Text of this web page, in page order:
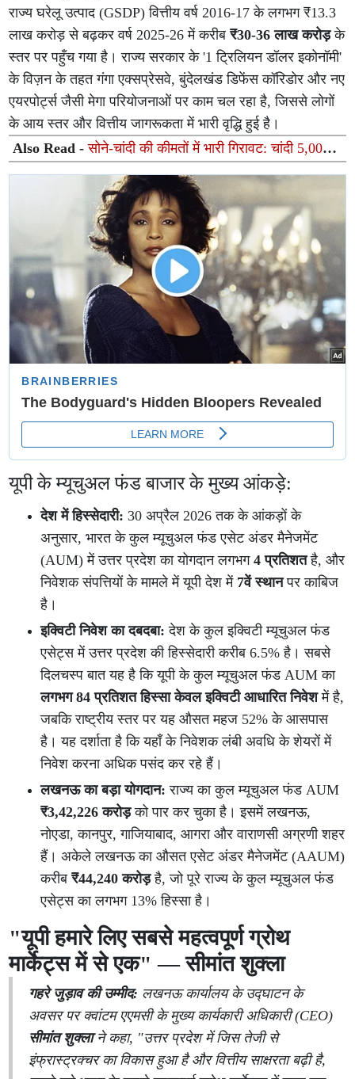
राज्य घरेलू उत्पाद (GSDP) वित्तीय वर्ष 2016-17 के लगभग ₹13.3
लाख करोड़ से बढ़कर वर्ष 2025-26 में करीब₹30-36 लाख करोड़के
स्तर पर पहुँच गया है। राज्य सरकार के '1 ट्रिलियन डॉलर इकोनॉमी'
के विज़न के तहत गंगा एक्सप्रेसवे, बुंदेलखंड डिफेंस कॉरिडोर और नए
एयरपोर्ट्स जैसी मेगा परियोजनाओं पर काम चल रहा है, जिससे लोगों
के आय स्तर और वित्तीय जागरूकता में भारी वृद्धि हुई है।
Also Read -सोने-चांदी की कीमतों में भारी गिरावट: चांदी 5,000
रुपये हुई सस्ती, जानिए 10 ग्राम सोने का ताजा भाव
यूपी के म्यूचुअल फंड बाजार के मुख्य आंकड़े:
देश में हिस्सेदारी: 30 अप्रैल 2026 तक के आंकड़ों के
अनुसार, भारत के कुल म्यूचुअल फंड एसेट अंडर मैनेजमेंट
(AUM) में उत्तर प्रदेश का योगदान लगभग4 प्रतिशतहै, और
निवेशक संपत्तियों के मामले में यूपी देश में 7वें स्थानपर काबिज
है।
इक्विटी निवेश का दबदबा: देश के कुल इक्विटी म्यूचुअल फंड
एसेट्स में उत्तर प्रदेश की हिस्सेदारी करीब 6.5% है। सबसे
दिलचस्प बात यह है कि यूपी के कुल म्यूचुअल फंड AUM का
लगभग 84 प्रतिशत हिस्सा केवल इक्विटी आधारित निवेशमें है,
जबकि राष्ट्रीय स्तर पर यह औसत महज 52% के आसपास
है। यह दर्शाता है कि यहाँ के निवेशक लंबी अवधि के शेयरों में
निवेश करना अधिक पसंद कर रहे हैं।
लखनऊ का बड़ा योगदान: राज्य का कुल म्यूचुअल फंड AUM
₹3,42,226 करोड़को पार कर चुका है। इसमें लखनऊ,
नोएडा, कानपुर, गाजियाबाद, आगरा और वाराणसी अग्रणी शहर
हैं। अकेले लखनऊ का औसत एसेट अंडर मैनेजमेंट (AAUM)
करीब₹44,240 करोड़है, जो पूरे राज्य के कुल म्यूचुअल फंड
एसेट्स का लगभग 13% हिस्सा है।
"यूपी हमारे लिए सबसे महत्वपूर्ण ग्रोथ
मार्केट्स में से एक" — सीमांत शुक्ला
गहरे जुड़ाव की उम्मीद: लखनऊ कार्यालय के उद्घाटन के
अवसर पर क्वांटम एएमसी के मुख्य कार्यकारी अधिकारी (CEO)
सीमांत शुक्लाने कहा, "उत्तर प्रदेश में जिस तेजी से
इंफ्रास्ट्रक्चर का विकास हुआ है और वित्तीय साक्षरता बढ़ी है,